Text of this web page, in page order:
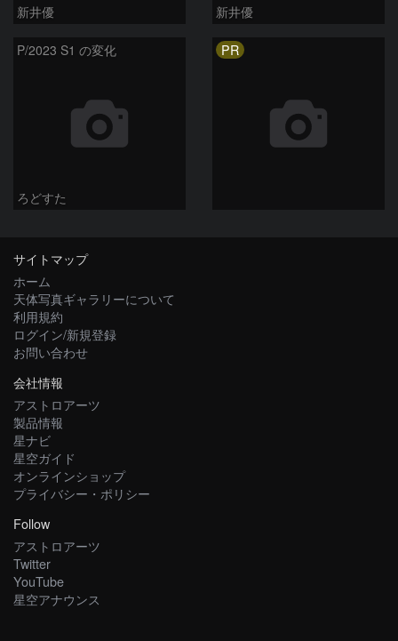
新井優 新井優
P/2023 S1 の変化
ろどすた
PR
サイトマップ
ホーム
天体写真ギャラリーについて
利用規約
ログイン/新規登録
お問い合わせ
会社情報
アストロアーツ
製品情報
星ナビ
星空ガイド
オンラインショップ
プライバシー・ポリシー
Follow
アストロアーツ
Twitter
YouTube
星空アナウンス